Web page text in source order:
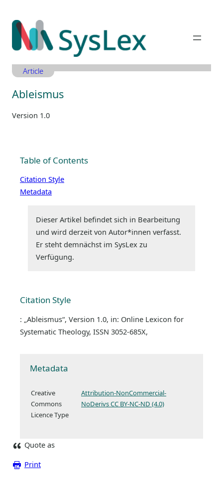
Inhalt
springen
Article
Ableismus
Version 1.0
Table of Contents
Citation Style
Metadata
Dieser Artikel befindet sich in Bearbeitung
und wird derzeit von Autor*innen verfasst.
Er steht demnächst im SysLex zu
Verfügung.
Citation Style
: „Ableismus“, Version 1.0, in: Online Lexicon for
Systematic Theology, ISSN 3052-685X,
Metadata
Creative
Commons
Licence Type
Attribution-NonCommercial-
NoDerivs CC BY-NC-ND (4.0)
Quote as
Print